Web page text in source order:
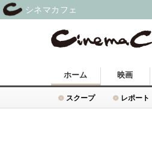
ホーム
スクープ レポート
映画
シネマカフェ